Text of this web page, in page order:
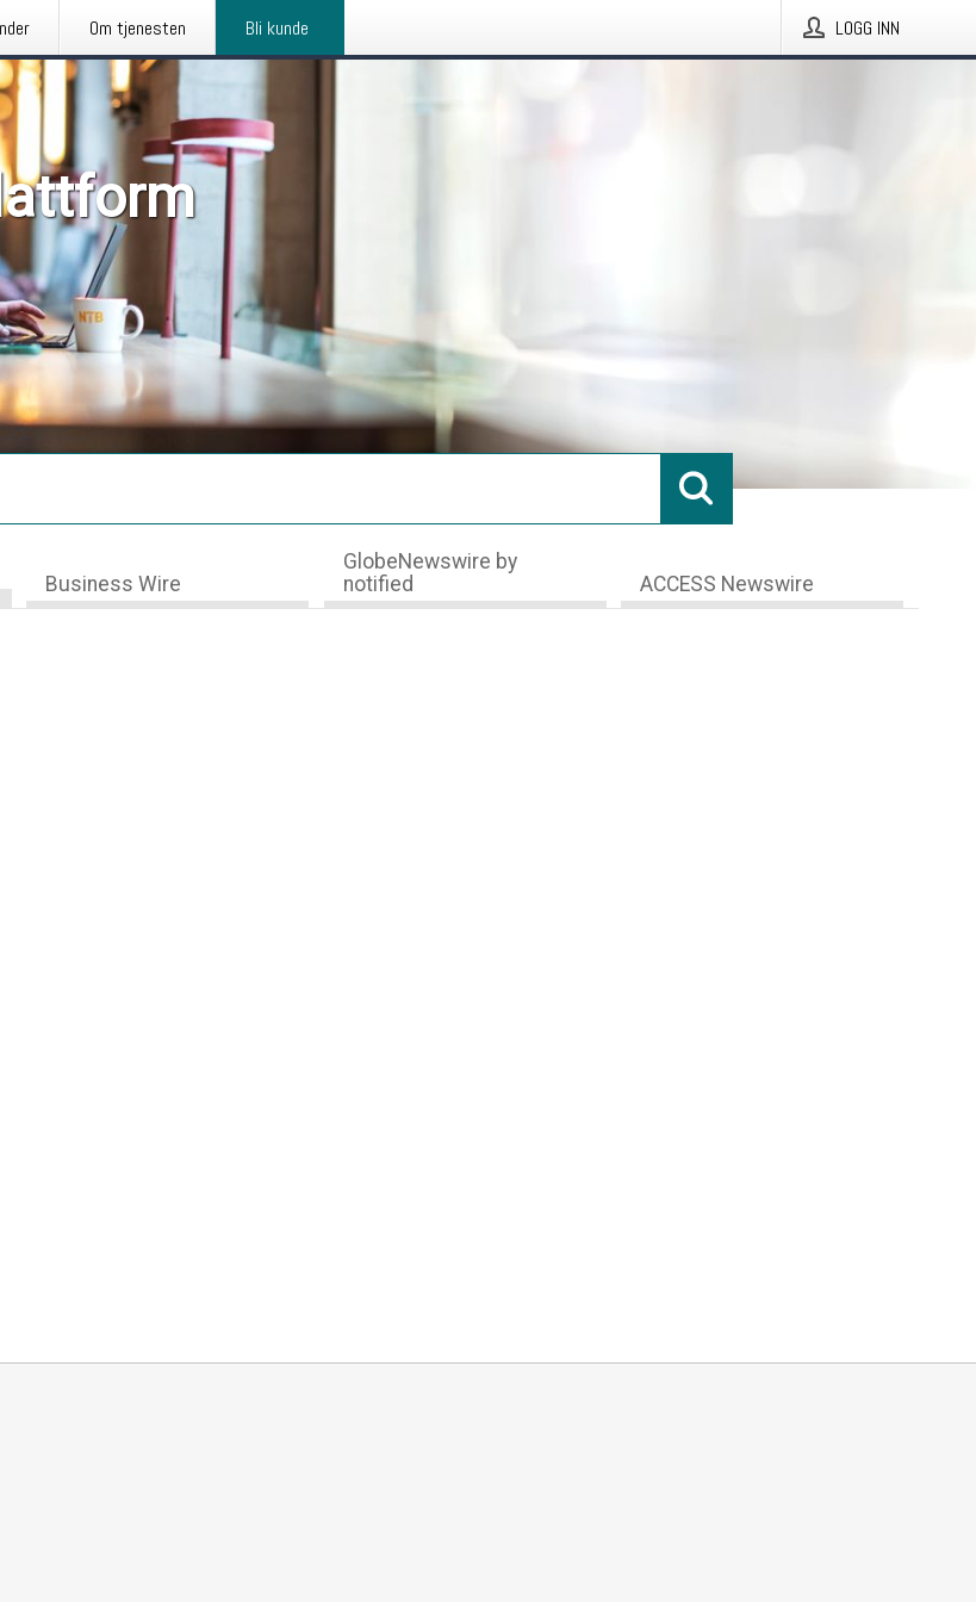
Om tjenesten Bli kunde LOGG INN
Business Wire
GlobeNewswire by
notified
ACCESS Newswire